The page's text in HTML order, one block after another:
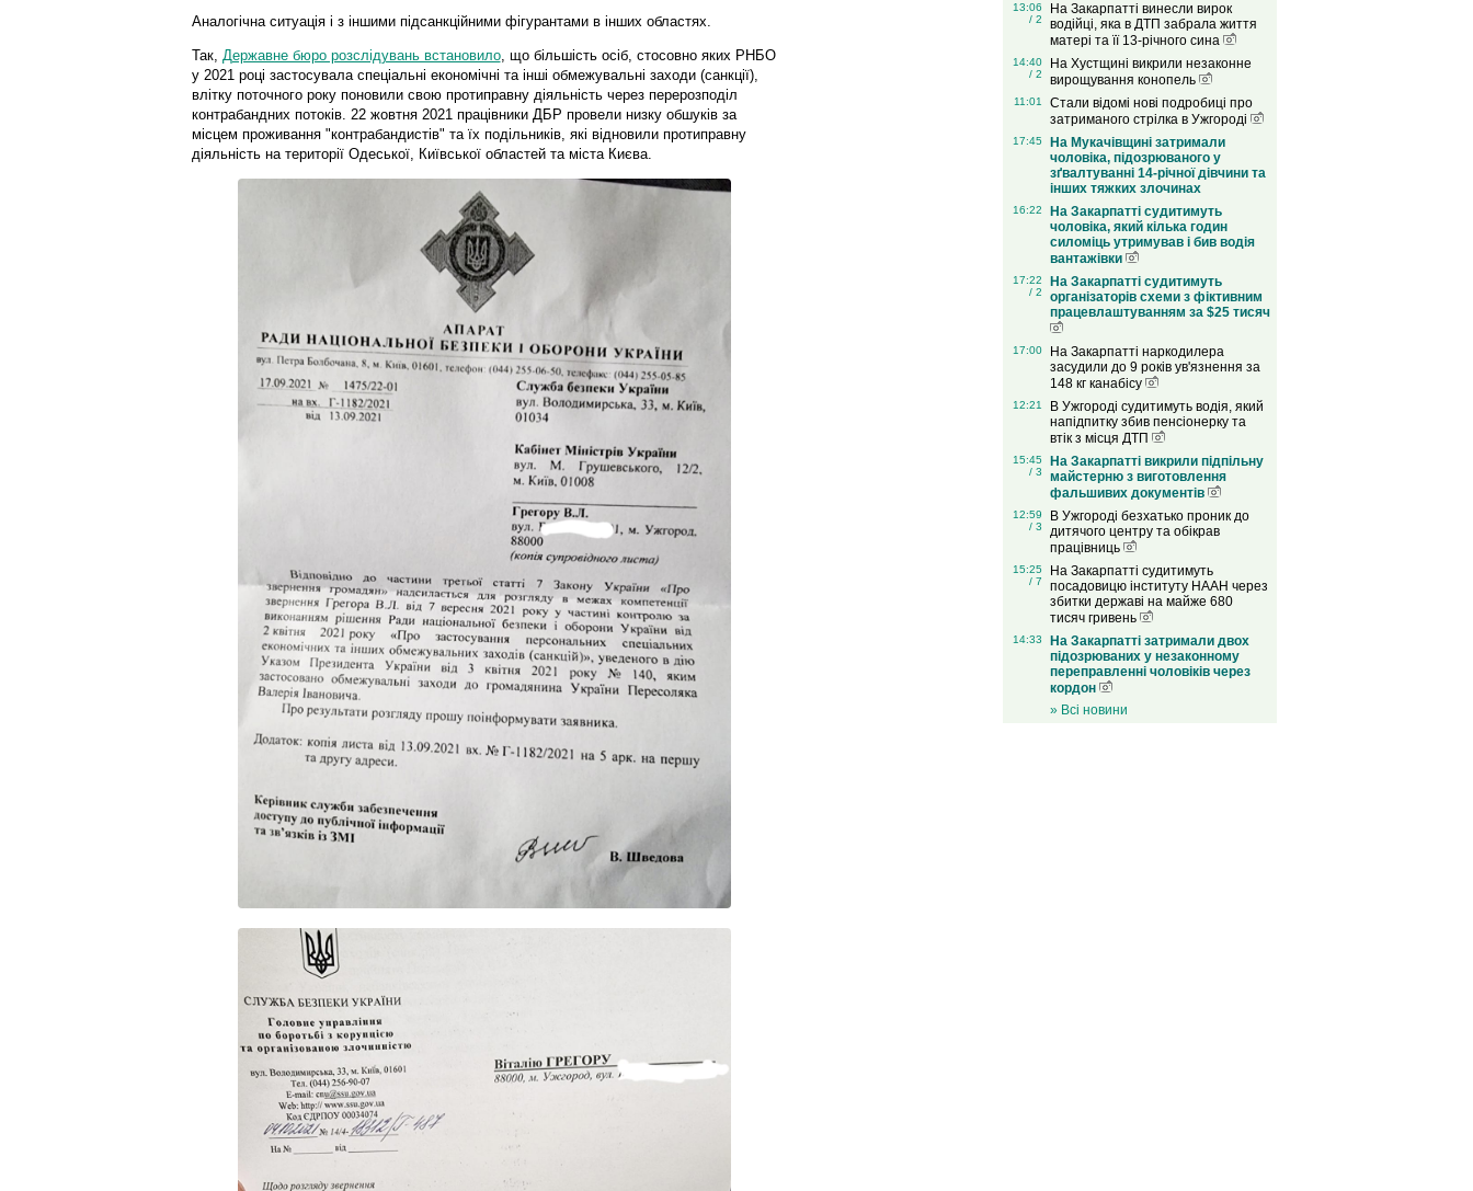
Аналогічна ситуація і з іншими підсанкційними фігурантами в інших областях.
Так, Державне бюро розслідувань встановило, що більшість осіб, стосовно яких РНБО
у 2021 році застосувала спеціальні економічні та інші обмежувальні заходи (санкції),
влітку поточного року поновили свою протиправну діяльність через перерозподіл
контрабандних потоків. 22 жовтня 2021 працівники ДБР провели низку обшуків за
місцем проживання "контрабандистів" та їх подільників, які відновили протиправну
діяльність на території Одеської, Київської областей та міста Києва.
13:06
/ 2
На Закарпатті винесли вирок
водійці, яка в ДТП забрала життя
матері та її 13-річного сина
14:40
/ 2
На Хустщині викрили незаконне
вирощування конопель
11:01
Стали відомі нові подробиці про
затриманого стрілка в Ужгороді
17:45
На Мукачівщині затримали
чоловіка, підозрюваного у
зґвалтуванні 14-річної дівчини та
інших тяжких злочинах
16:22
На Закарпатті судитимуть
чоловіка, який кілька годин
силоміць утримував і бив водія
вантажівки
17:22
/ 2
На Закарпатті судитимуть
організаторів схеми з фіктивним
працевлаштуванням за $25 тисяч
17:00
На Закарпатті наркодилера
засудили до 9 років ув'язнення за
148 кг канабісу
12:21
В Ужгороді судитимуть водія, який
напідпитку збив пенсіонерку та
втік з місця ДТП
15:45
/ 3
На Закарпатті викрили підпільну
майстерню з виготовлення
фальшивих документів
12:59
/ 3
В Ужгороді безхатько проник до
дитячого центру та обікрав
працівниць
15:25
/ 7
На Закарпатті судитимуть
посадовицю інституту НААН через
збитки державі на майже 680
тисяч гривень
14:33
На Закарпатті затримали двох
підозрюваних у незаконному
переправленні чоловіків через
кордон
» Всі новини